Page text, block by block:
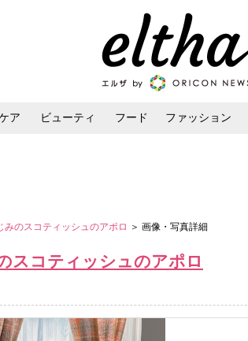
ア ビューティ フード ファッション
みのスコティッシュのアポロ ＞ 画像・写真詳細
スコティッシュのアポロ